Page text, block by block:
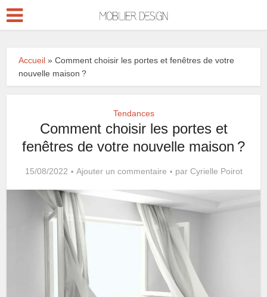
Accueil »Comment choisir les portes et fenêtres de votre
nouvelle maison ?
Tendances
Comment choisir les portes et
fenêtres de votre nouvelle maison ?
15/08/2022 Ajouter un commentaire par Cyrielle Poirot